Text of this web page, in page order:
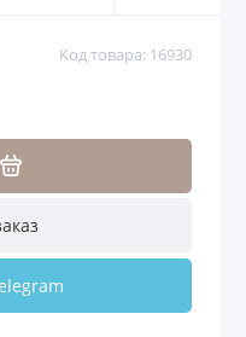
Код товара: 16930